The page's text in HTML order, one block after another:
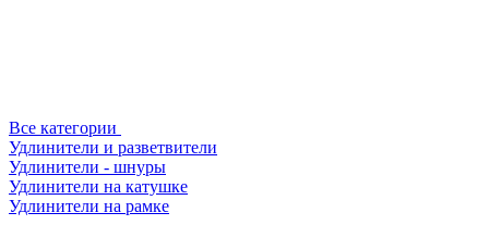
Все категории
Удлинители и разветвители
Удлинители - шнуры
Удлинители на катушке
Удлинители на рамке